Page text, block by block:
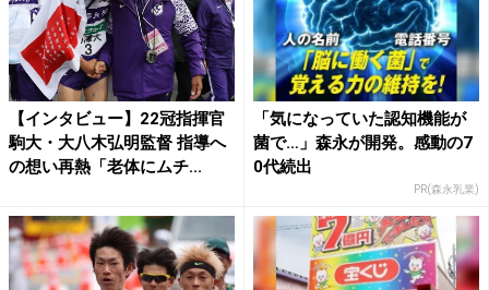
【インタビュー】22冠指揮官
駒大・大八木弘明監督 指導へ
の想い再熱「老体にムチ...
「気になっていた認知機能が
菌で…」森永が開発。感動の7
0代続出
PR(森永乳業)